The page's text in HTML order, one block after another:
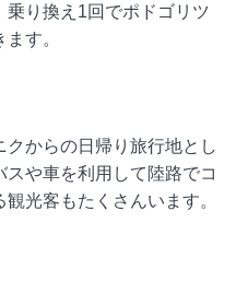
り換え1回でポドゴリツ
す。
クからの日帰り旅行地とし
や車を利用して陸路でコ
光客もたくさんいます。